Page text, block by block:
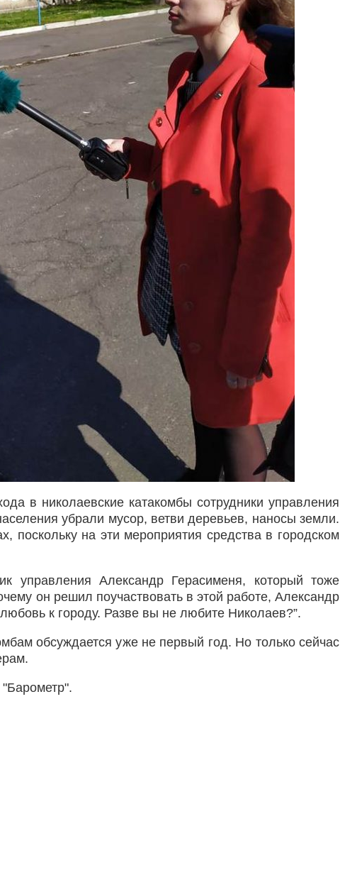
в николаевские катакомбы сотрудники управления
убрали мусор, ветви деревьев, наносы земли.
поскольку на эти мероприятия средства в городском
управления Александр Герасименя, который тоже
он решил поучаствовать в этой работе, Александр
к городу. Разве вы не любите Николаев?”.
обсуждается уже не первый год. Но только сейчас
"Барометр".